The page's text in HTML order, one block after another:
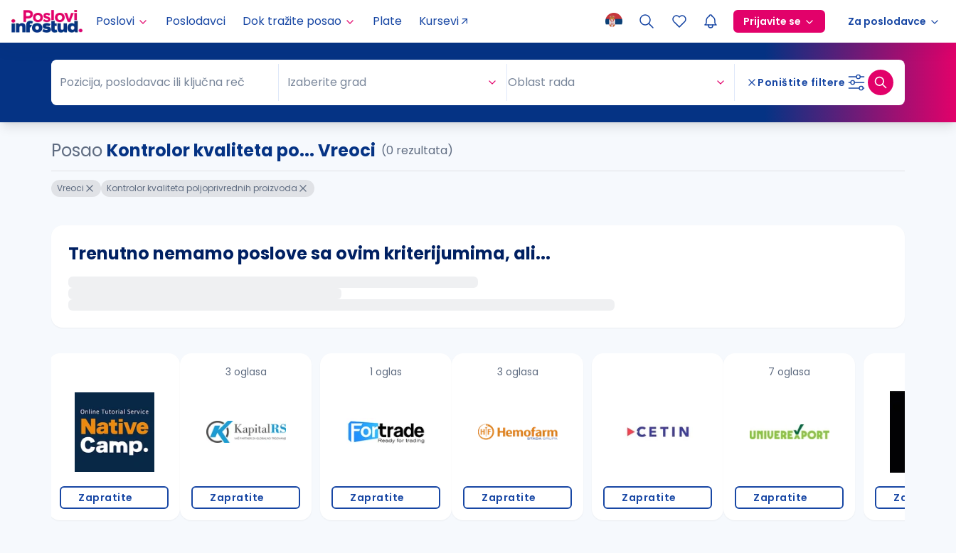
Poslovi Poslodavci Dok tražite posao Plate Kursevi Prijavite se Za poslodavce
Pozicija, poslodavac ili ključna reč
Pozicija, poslodavac ili ključna reč Grad
Izaberite grad Oblast rada Poništite filtere
Posao Kontrolor kvaliteta po... Vreoci (0 rezultata)
Vreoci Kontrolor kvaliteta poljoprivrednih proizvoda
Trenutno nemamo poslove sa ovim kriterijumima, ali...
proverite pravopisne greške (koristite č, ć, š, đ, ž, dž)
povećajte radijus za odabrani grad
Zapratite
3 oglasa
Zapratite
1 oglas
Zapratite
3 oglasa
Zapratite Zapratite
7 oglasa
Zapratite Zapratite